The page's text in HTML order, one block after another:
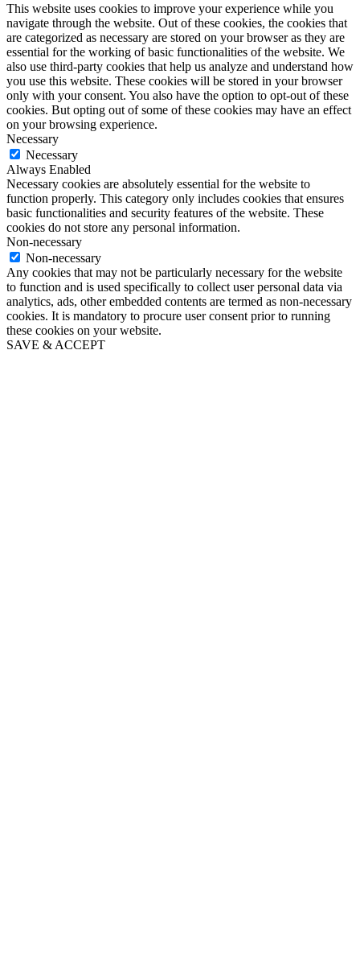
This website uses cookies to improve your experience while you
navigate through the website. Out of these cookies, the cookies that
are categorized as necessary are stored on your browser as they are
essential for the working of basic functionalities of the website. We
also use third-party cookies that help us analyze and understand how
you use this website. These cookies will be stored in your browser
only with your consent. You also have the option to opt-out of these
cookies. But opting out of some of these cookies may have an effect
on your browsing experience.
Necessary
Necessary
Always Enabled
Necessary cookies are absolutely essential for the website to
function properly. This category only includes cookies that ensures
basic functionalities and security features of the website. These
cookies do not store any personal information.
Non-necessary
Non-necessary
Any cookies that may not be particularly necessary for the website
to function and is used specifically to collect user personal data via
analytics, ads, other embedded contents are termed as non-necessary
cookies. It is mandatory to procure user consent prior to running
these cookies on your website.
SAVE & ACCEPT